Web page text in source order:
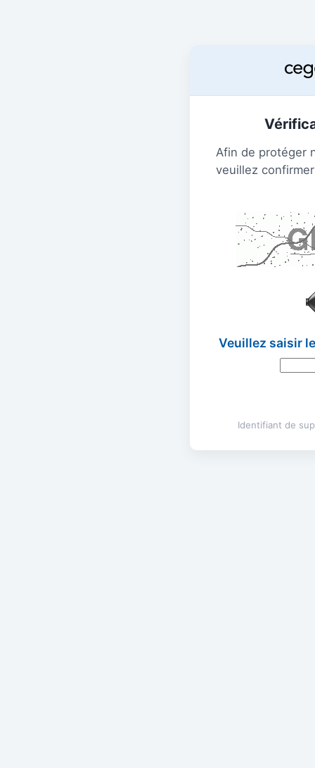
Afin de protéger
veuillez
Veuillez saisir
Identifiant de